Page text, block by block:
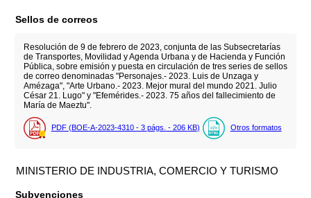
Sellos de correos
Resolución de 9 de febrero de 2023, conjunta de las Subsecretarías
de Transportes, Movilidad y Agenda Urbana y de Hacienda y Función
Pública, sobre emisión y puesta en circulación de tres series de sellos
de correo denominadas "Personajes.- 2023. Luis de Unzaga y
Amézaga", "Arte Urbano.- 2023. Mejor mural del mundo 2021. Julio
César 21. Lugo" y "Efemérides.- 2023. 75 años del fallecimiento de
María de Maeztu".
PDF (BOE-A-2023-4310 - 3 págs. - 206 KB) Otros formatos
MINISTERIO DE INDUSTRIA, COMERCIO Y TURISMO
Subvenciones